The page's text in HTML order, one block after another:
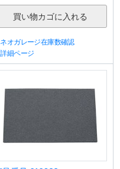
ネオガレージ在庫数確認
詳細ページ